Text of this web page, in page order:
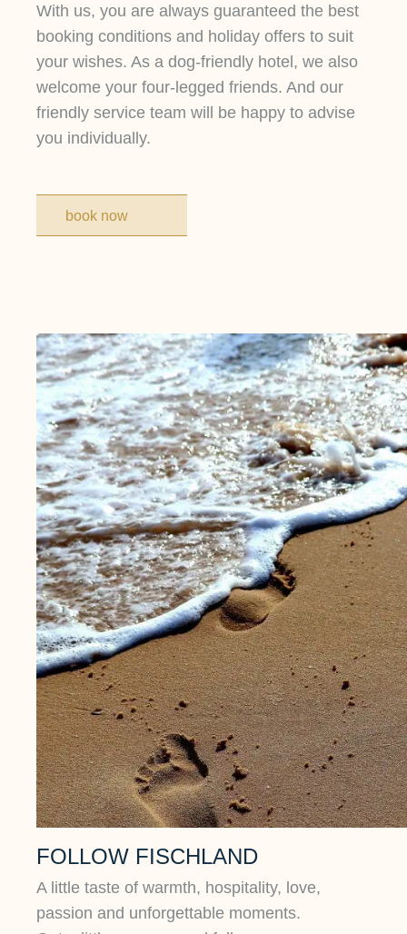
With us, you are always guaranteed the best
booking conditions and holiday offers to suit
your wishes. As a dog-friendly hotel, we also
welcome your four-legged friends. And our
friendly service team will be happy to advise
you individually.
book now
FOLLOW FISCHLAND
A little taste of warmth, hospitality, love,
passion and unforgettable moments.